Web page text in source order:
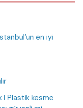
en iyi
I Plastik kesme